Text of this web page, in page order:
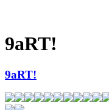
9aRT!
9aRT!